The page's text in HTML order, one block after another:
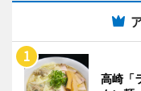
高崎「